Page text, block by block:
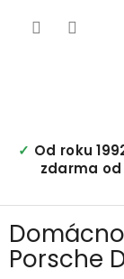
✓ Od roku
zdarma od
Porsche